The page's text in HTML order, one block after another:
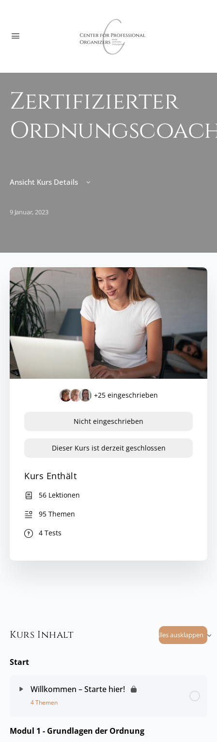
Zertifizierter
Ansicht Kurs Details
9 Januar, 2023
Kurs Inhalt Alles ausklappen
Start
Willkommen – Starte hier!
4 Themen
Modul 1 - Grundlagen der Ordnung
+25 eingeschrieben
Nicht eingeschrieben
Dieser Kurs ist derzeit geschlossen
Kurs Enthält
56 Lektionen
95 Themen
4 Tests